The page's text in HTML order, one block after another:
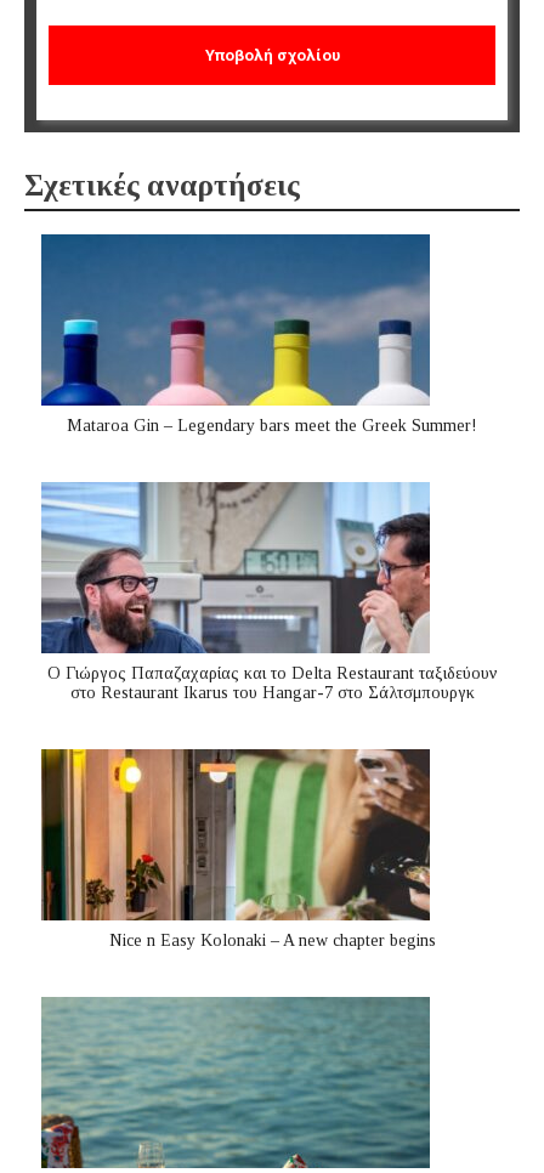
Σχετικές αναρτήσεις
Mataroa Gin – Legendary bars meet the Greek Summer!
Ο Γιώργος Παπαζαχαρίας και το Delta Restaurant ταξιδεύουν
στο Restaurant Ikarus του Hangar-7 στο Σάλτσμπουργκ
Nice n Easy Kolonaki – A new chapter begins